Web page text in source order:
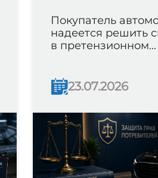
Покупатель
надеется решить
в претензионном...
23.07.2026